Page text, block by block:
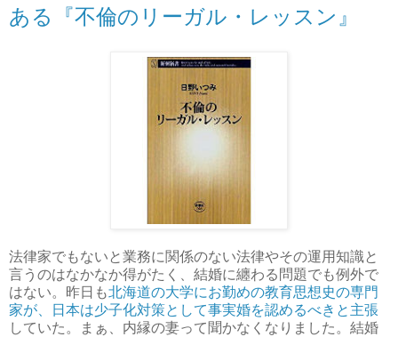
ある『不倫のリーガル・レッスン』
法律家でもないと業務に関係のない法律やその運用知識と
言うのはなかなか得がたく、結婚に纏わる問題でも例外で
はない。昨日も北海道の大学にお勤めの教育思想史の専門
家が、日本は少子化対策として事実婚を認めるべきと主張
していた。まぁ、内縁の妻って聞かなくなりました。結婚